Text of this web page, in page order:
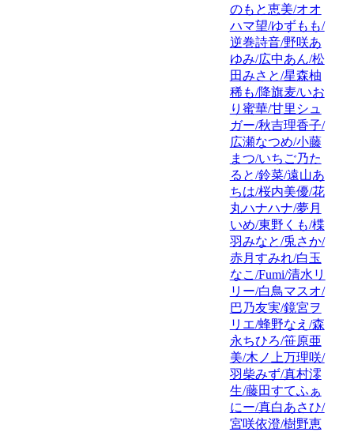
のもと恵美/オオ
ハマ望/ゆずもも/
逆巻詩音/野咲あ
ゆみ/広中あん/松
田みさと/星森柚
稀も/降旗麦/いお
り蜜華/甘里シュ
ガー/秋吉理香子/
広瀬なつめ/小藤
まつ/いちご乃た
ると/鈴菜/遠山あ
ちは/桜内美優/花
丸ハナハナ/夢月
いめ/東野くも/楪
羽みなと/兎さか/
赤月すみれ/白玉
なこ/Fumi/清水リ
リー/白鳥マスオ/
巴乃友実/鏡宮ヲ
リエ/蜂野なえ/森
永ちひろ/笹原亜
美/木ノ上万理咲/
羽柴みず/真村澪
生/藤田すてふぁ
にー/真白あさひ/
宮咲依澄/樹野恵